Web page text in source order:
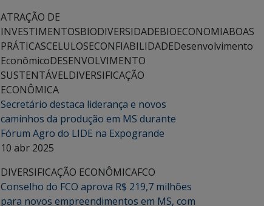
ATRAÇÃO DE
INVESTIMENTOSBIODIVERSIDADEBIOECONOMIABOAS
PRÁTICASCELULOSECONFIABILIDADEDesenvolvimento
EconômicoDESENVOLVIMENTO
SUSTENTÁVELDIVERSIFICAÇÃO
ECONÔMICA
Secretário destaca liderança e novos
caminhos da produção em MS durante
Fórum Agro do LIDE na Expogrande
10 abr 2025
DIVERSIFICAÇÃO ECONÔMICAFCO
Conselho do FCO aprova R$ 219,7 milhões
para novos empreendimentos em MS, com